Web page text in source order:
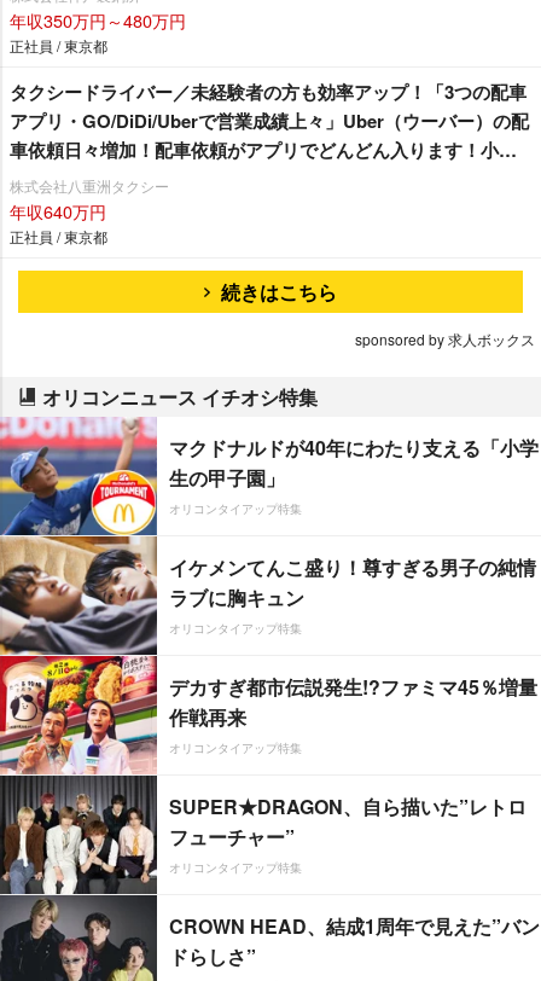
年収350万円～480万円
正社員 / 東京都
タクシードライバー／未経験者の方も効率アップ！「3つの配車
アプリ・GO/DiDi/Uberで営業成績上々」Uber（ウーバー）の配
車依頼日々増加！配車依頼がアプリでどんどん入ります！小田
急線・東急田園都市沿線にお住まいの方必見☆ 未経験者の方
も安心「3ヶ月30万円給料保証」乗務員さん最優先の職場環境！
嬉しい待遇も盛りだくさん♪「 経験者対象で入社20万円支
給！」シフトの相談も親身に対応！自分のペースで働くことが
株式会社八重洲タクシー
年収640万円
正社員 / 東京都
続きはこちら
sponsored by 求人ボックス
オリコンニュース イチオシ特集
マクドナルドが40年にわたり支える「小学
生の甲子園」
オリコンタイアップ特集
イケメンてんこ盛り！尊すぎる男子の純情
ラブに胸キュン
オリコンタイアップ特集
デカすぎ都市伝説発生!?ファミマ45％増量
作戦再来
オリコンタイアップ特集
SUPER★DRAGON、自ら描いた”レトロ
フューチャー”
オリコンタイアップ特集
CROWN HEAD、結成1周年で見えた”バン
ドらしさ”